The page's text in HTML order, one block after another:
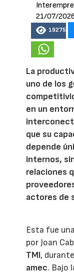
21/07/
19275
La
uno de los
en un
que su
depende
internos,
relaciones
actores de
Esta fue
por Joan
TMI,
amec. Bajo